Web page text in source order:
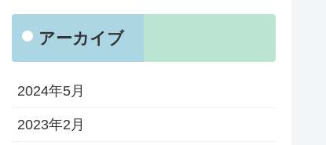
アーカイブ
2024年5月
2023年2月